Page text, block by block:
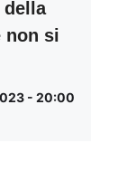
non si
- 20:00